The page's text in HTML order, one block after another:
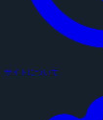
サイトについて